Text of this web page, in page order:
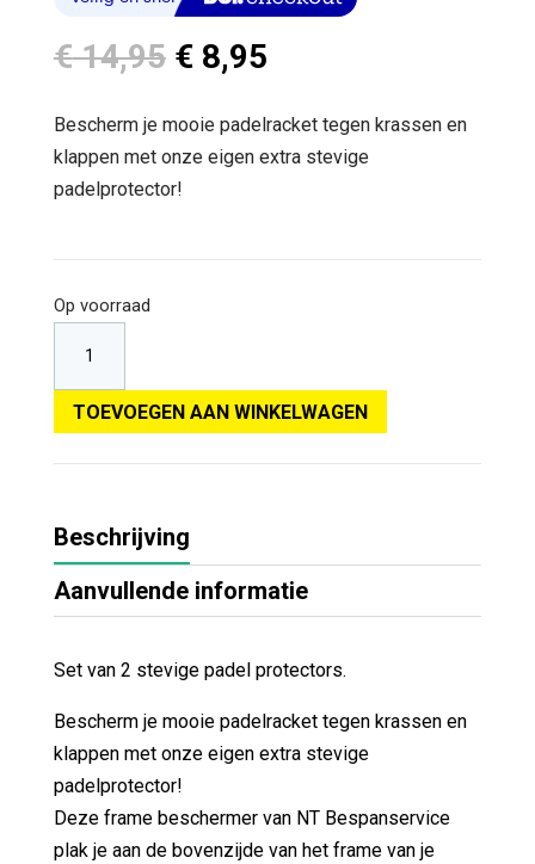
€14,95 Oorspronkelijke
prijs
was:
€ 14,95.
€8,95Huidige
is:
€ 8,95.
Bescherm je mooie padelracket tegen krassen en
klappen met onze eigen extra stevige
padelprotector!
Op voorraad
TOEVOEGEN AAN WINKELWAGEN
Beschrijving
Aanvullende informatie
Set van 2 stevige padel protectors.
Bescherm je mooie padelracket tegen krassen en
klappen met onze eigen extra stevige
padelprotector!
Deze frame beschermer van NT Bespanservice
plak je aan de bovenzijde van het frame van je